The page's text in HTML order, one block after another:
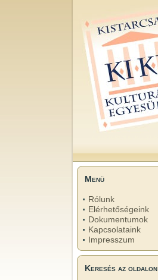
Menü
Rólunk
Elérhetőségeink
Dokumentumok
Kapcsolataink
Impresszum
Keresés az oldalon